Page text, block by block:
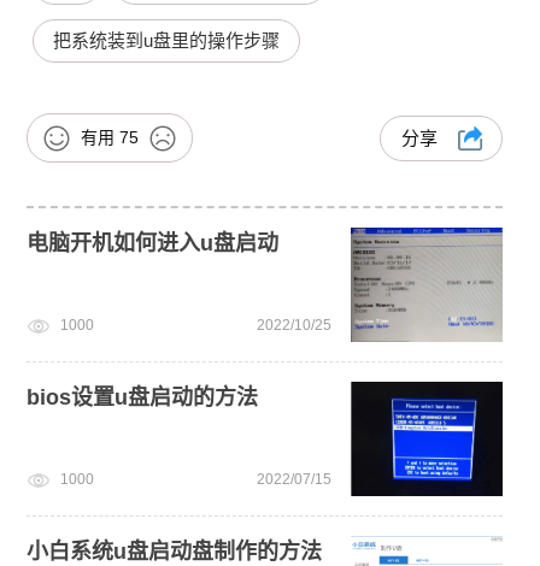
把系统装到u盘里的操作步骤
有用 75 分享
电脑开机如何进入u盘启动
1000 2022/10/25
bios设置u盘启动的方法
1000 2022/07/15
小白系统u盘启动盘制作的方法